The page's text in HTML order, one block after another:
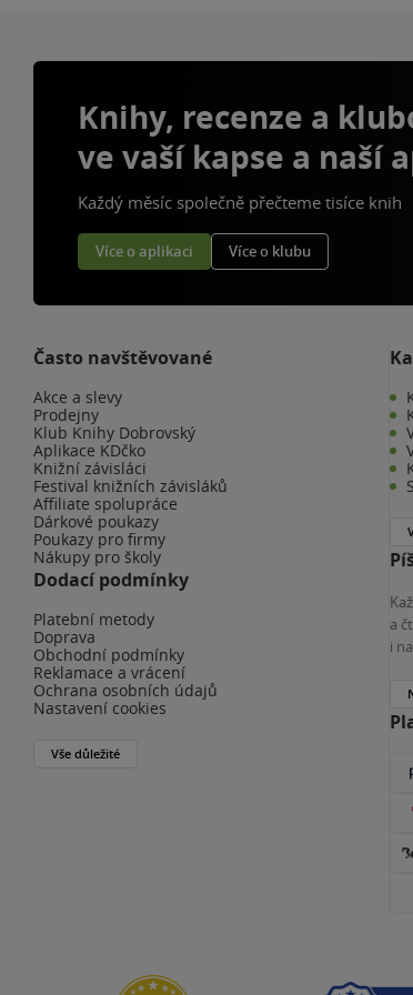
Knihy, recenze a
ve vaší kapse a naší
Každý měsíc společně přečteme tisíce knih
Více o aplikaci Více o klubu
Často navštěvované
Akce a slevy
Prodejny
Klub Knihy Dobrovský
Aplikace KDčko
Knižní závisláci
Festival knižních závisláků
Affiliate spolupráce
Dárkové poukazy
Poukazy pro firmy
Nákupy pro školy
Dodací podmínky
Platební metody
Doprava
Obchodní podmínky
Reklamace a vrácení
Ochrana osobních údajů
Nastavení cookies
Vše důležité
a
i